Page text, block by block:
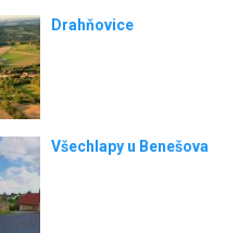
Drahňovice
Všechlapy u Benešova